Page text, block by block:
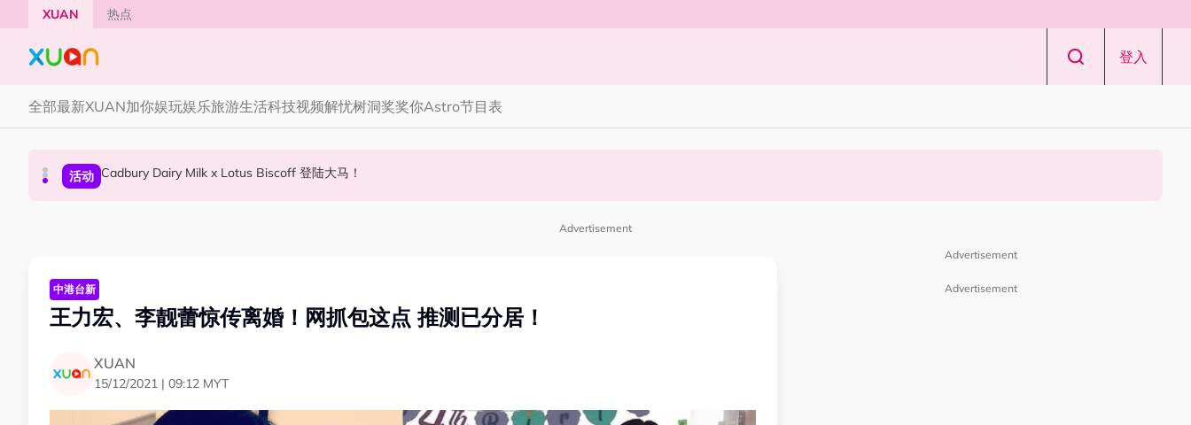
Skip to main content
XUAN 热点
登入
全部最新XUAN加你娱玩娱乐旅游生活科技视频解忧树洞奖奖你Astro节目表
国际星闻 Tom Holland “Spiderman” 替身曝光！“替完蜘蛛人，马上又去演忍者”
活动 Cadbury Dairy Milk x Lotus Biscoff 登陆大马！
本地星闻 Henn国贤 “Aunty Henn 脱口秀专场 《笑笑笑笑丧》”！10月31日登场
Advertisement
中港台新
王力宏、李靓蕾惊传离婚！网抓包这点 推测已分居！
XUAN
15/12/2021 | 09:12 MYT
Advertisement
Advertisement